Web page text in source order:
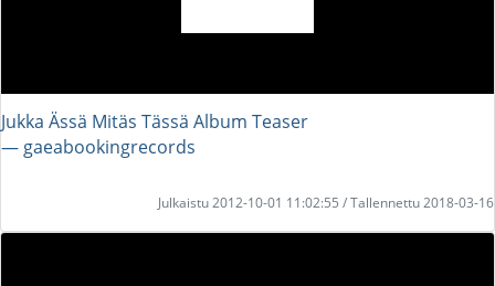
Jukka Ässä Mitäs Tässä Album Teaser
― gaeabookingrecords
Julkaistu 2012-10-01 11:02:55 / Tallennettu 2018-03-16